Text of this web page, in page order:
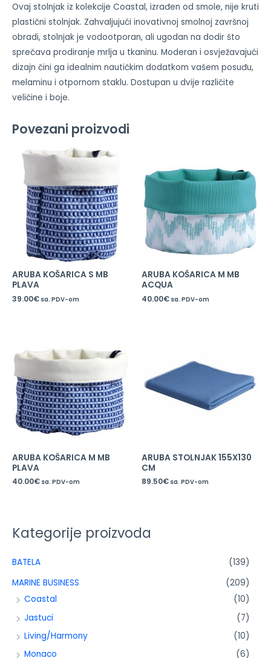
Kategorije proizvoda
BATELA
(139)
MARINE BUSINESS
(209)
Coastal
(10)
Jastuci
(7)
Living/Harmony
(10)
Monaco
(6)
Ovaj stolnjak iz kolekcije Coastal, izrađen od smole, nije kruti
plastični stolnjak. Zahvaljujući inovativnoj smolnoj završnoj
obradi, stolnjak je vodootporan, ali ugodan na dodir što
sprečava prodiranje mrlja u tkaninu. Moderan i osvježavajući
dizajn čini ga idealnim nautičkim dodatkom vašem posuđu,
melaminu i otpornom staklu. Dostupan u dvije različite
veličine i boje.
Povezani proizvodi
ARUBA KOŠARICA S MB
PLAVA
39.00€ sa. PDV-om
ARUBA KOŠARICA M MB
ACQUA
40.00€ sa. PDV-om
ARUBA KOŠARICA M MB
PLAVA
40.00€ sa. PDV-om
ARUBA STOLNJAK 155X130
CM
89.50€ sa. PDV-om